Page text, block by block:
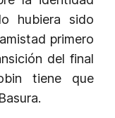
hubiera sido
primero
del final
tiene que